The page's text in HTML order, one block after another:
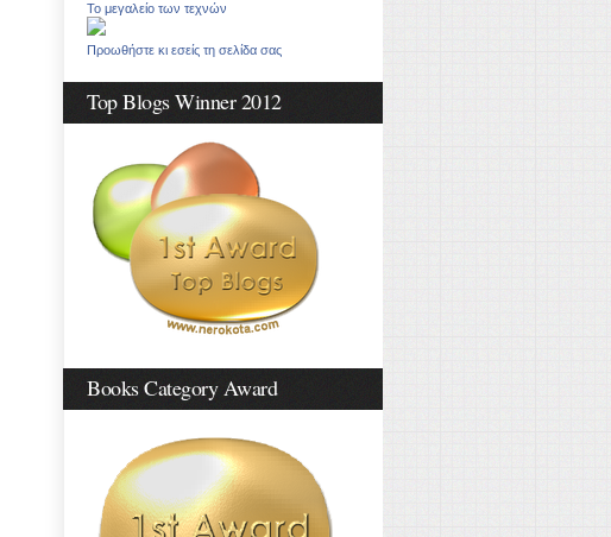
Το μεγαλείο των τεχνών
Προωθήστε κι εσείς τη σελίδα σας
Top Blogs Winner 2012
Books Category Award